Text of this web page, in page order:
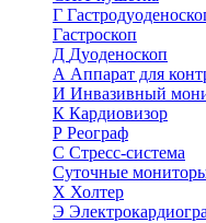
Г
Гастроскоп
Д Дуоденоскоп
А Аппарат для
И Инвазивный
К Кардиовизор
Р Реограф
С Стресс-система
Суточные
Х Холтер
Э